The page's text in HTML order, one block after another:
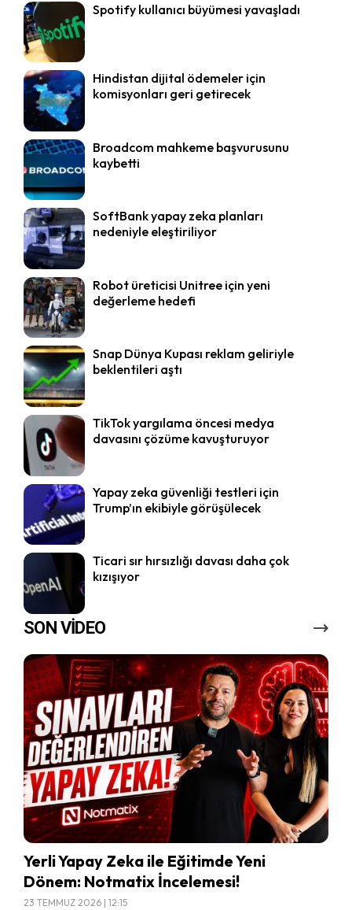
Spotify kullanıcı büyümesi yavaşladı
Hindistan dijital ödemeler için
komisyonları geri getirecek
Broadcom mahkeme başvurusunu
kaybetti
SoftBank yapay zeka planları
nedeniyle eleştiriliyor
Robot üreticisi Unitree için yeni
değerleme hedefi
Snap Dünya Kupası reklam geliriyle
beklentileri aştı
TikTok yargılama öncesi medya
davasını çözüme kavuşturuyor
Yapay zeka güvenliği testleri için
Trump’ın ekibiyle görüşülecek
Ticari sır hırsızlığı davası daha çok
kızışıyor
SON VİDEO
Yerli Yapay Zeka ile Eğitimde Yeni
Dönem: Notmatix İncelemesi!
23 TEMMUZ 2026 | 12:15